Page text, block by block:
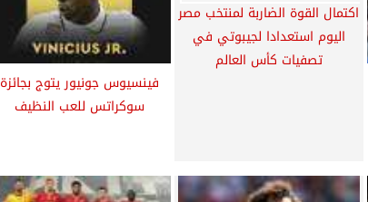
اكتمال القوة الضاربة لمنتخب مصر
اليوم استعدادا لجيبوتي في
تصفيات كأس العالم
فينسيوس جونيور يتوج بجائزة
سوكراتس للعب النظيف